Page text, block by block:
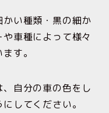
い種類・黒の細か
車種によって様々
す。
自分の車の色をし
してください。